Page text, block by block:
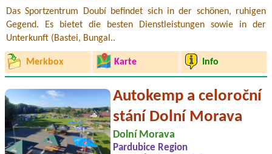
Das Sportzentrum Doubí befindet sich in der schönen, ruhigen
Gegend. Es bietet die besten Dienstleistungen sowie in der
Unterkunft (Bastei, Bungal..
Merkbox Karte Info
Autokemp a celoroční
stání Dolní Morava
Dolní Morava
Pardubice Region